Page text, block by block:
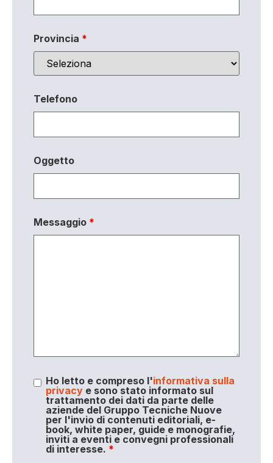
Provincia *
Telefono
Oggetto
Messaggio *
Ho letto e compreso l'informativa sulla
privacye sono stato informato sul
trattamento dei dati da parte delle
aziende del Gruppo Tecniche Nuove
per l'invio di contenuti editoriali, e-
book, white paper, guide e monografie,
inviti a eventi e convegni professionali
di interesse. *